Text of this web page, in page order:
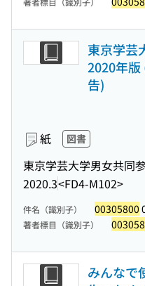
東京学芸
2020年版
告)
紙 図書
東京学芸大学男女共同
2020.3<FD4-M102>
件名（識別子） 00305800
著者標目（識別子）
みんなで